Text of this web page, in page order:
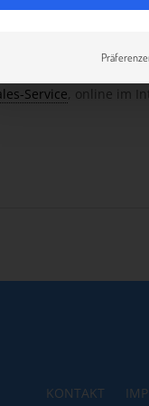
für nachfolgende
finden Sie in:
Service, online im
KONTAKT